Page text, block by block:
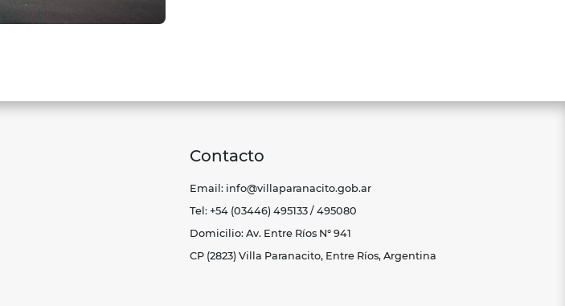
Contacto
Email: info@villaparanacito.gob.ar
Tel: +54 (03446) 495133 / 495080
Domicilio: Av. Entre Ríos N° 941
CP (2823) Villa Paranacito, Entre Ríos, Argentina